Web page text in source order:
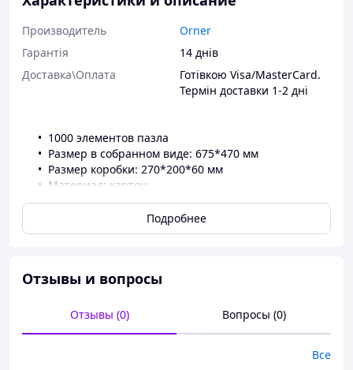
Производитель
Orner
Гарантія
14 днів
Доставка\Оплата
Готівкою Visa/MasterCard.
Термін доставки 1-2 дні
1000 элементов пазла
Размер в собранном виде: 675*470 мм
Размер коробки: 270*200*60 мм
Материал: картон
Вкладыш А4 с иллюстрацией пазла
Подробнее
Отзывы и вопросы
Отзывы (0) Вопросы (0)
Все